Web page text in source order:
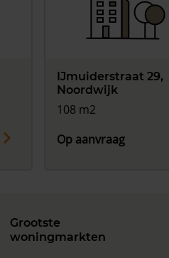
IJmuiderstraat 29,
Noordwijk
108 m2
Op aanvraag
Grootste
woningmarkten